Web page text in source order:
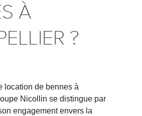
À
?
location de bennes à
Nicollin se distingue par
engagement envers la